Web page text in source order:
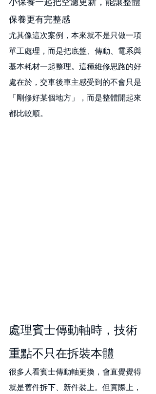
保養更有完整感
尤其像這次案例，本來就不是只做一項
單工處理，而是把底盤、傳動、電系與
基本耗材一起整理。這種維修思路的好
處在於，交車後車主感受到的不會只是
「剛修好某個地方」，而是整體開起來
都比較順。
處理賓士傳動軸時，技術
重點不只在拆裝本體
很多人看賓士傳動軸更換，會直覺覺得
就是舊件拆下、新件裝上。但實際上，